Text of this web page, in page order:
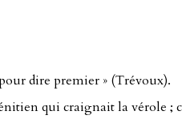
dire premier » (Trévoux).
qui craignait la vérole